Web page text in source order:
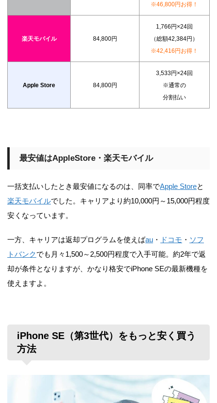
※46,800円お得！
楽天モバイル 84,800円
1,766円×24回
（総額42,384円）
※42,416円お得！
Apple Store 84,800円
3,533円×24回
※通常の
分割払い
最安値はAppleStore・楽天モバイル
一括支払いしたとき最安値になるのは、同率でApple Storeと
楽天モバイルでした。キャリアより約10,000円～15,000円程度
安くなっています。
一方、キャリアは返却プログラムを使えばau ・ ドコモ ・ ソフ
トバンクでも月々1,500～2,500円程度で入手可能。約2年で返
却が条件となりますが、かなり格安でiPhone SEの最新機種を
使えますよ。
iPhone SE（第3世代）をもっと安く買う
方法